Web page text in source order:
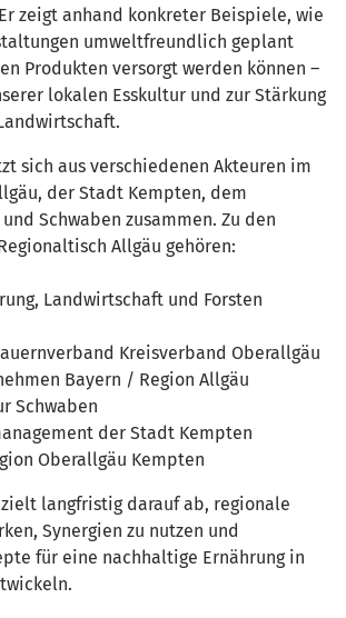
zeigt anhand konkreter Beispiele, wie
umweltfreundlich geplant
Produkten versorgt werden können –
lokalen Esskultur und zur Stärkung
sich aus verschiedenen Akteuren im
der Stadt Kempten, dem
Schwaben zusammen. Zu den
Allgäu gehören:
Landwirtschaft und Forsten
Kreisverband Oberallgäu
Bayern / Region Allgäu
Schwaben
der Stadt Kempten
Oberallgäu Kempten
zielt langfristig darauf ab, regionale
Synergien zu nutzen und
für eine nachhaltige Ernährung in